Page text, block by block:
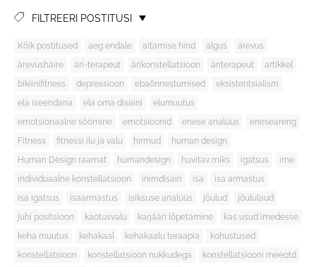
FILTREERI POSTITUSI
Kõik postitused aeg endale aitamise hind algus
ärevus
ärevushäire
äri-terapeut ärikonstellatsioon äriterapeut
artikkel
bikiinifitness
depressioon ebaõnnestumised
eksistentsialism
ela iseendana
ela oma disaini
elumuutus
emotsionaalne söömine
emotsioonid enese analüüs
eneseareng
Fitness
fitnessi ilu ja valu hirmud
human design
Human Design raamat
humandesign huvitav miks igatsus
ime
individuaalne konstellatsioon
inimdisain isa
isa armastus
isa igatsus
isaarmastus isiksuse analüüs jõulud
jõululaud
juhi positsioon
kaotusvalu karjääri lõpetamine
kas usud imedesse
keha muutus
kehakaal kehakaalu teraapia
kohustused
konstellatsioon
konstellatsioon nukkudega
konstellatsiooni meeotd